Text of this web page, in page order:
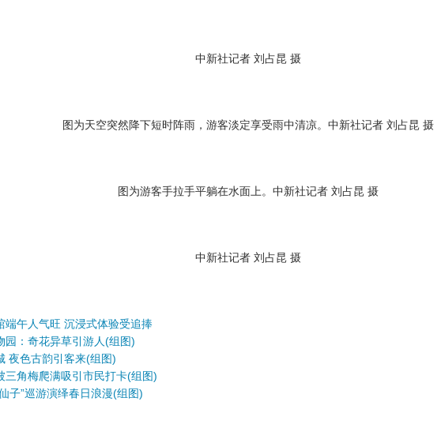
中新社记者 刘占昆 摄
图为天空突然降下短时阵雨，游客淡定享受雨中清凉。中新社记者 刘占昆 摄
图为游客手拉手平躺在水面上。中新社记者 刘占昆 摄
中新社记者 刘占昆 摄
端午人气旺 沉浸式体验受追捧
园：奇花异草引游人(组图)
夜色古韵引客来(组图)
三角梅爬满吸引市民打卡(组图)
子”巡游演绎春日浪漫(组图)